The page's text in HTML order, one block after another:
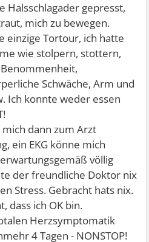
Halsschlagader gepresst,
mich zu bewegen.
einzige Tortour, ich hatte
wie stolpern, stottern,
Schwäche, Arm und
Ich konnte weder essen
dann zum Arzt
ein EKG könne mich
völlig
der freundliche Doktor nix
Stress. Gebracht hats nix.
dass ich OK bin.
Herzsymptomatik
4 Tagen - NONSTOP!